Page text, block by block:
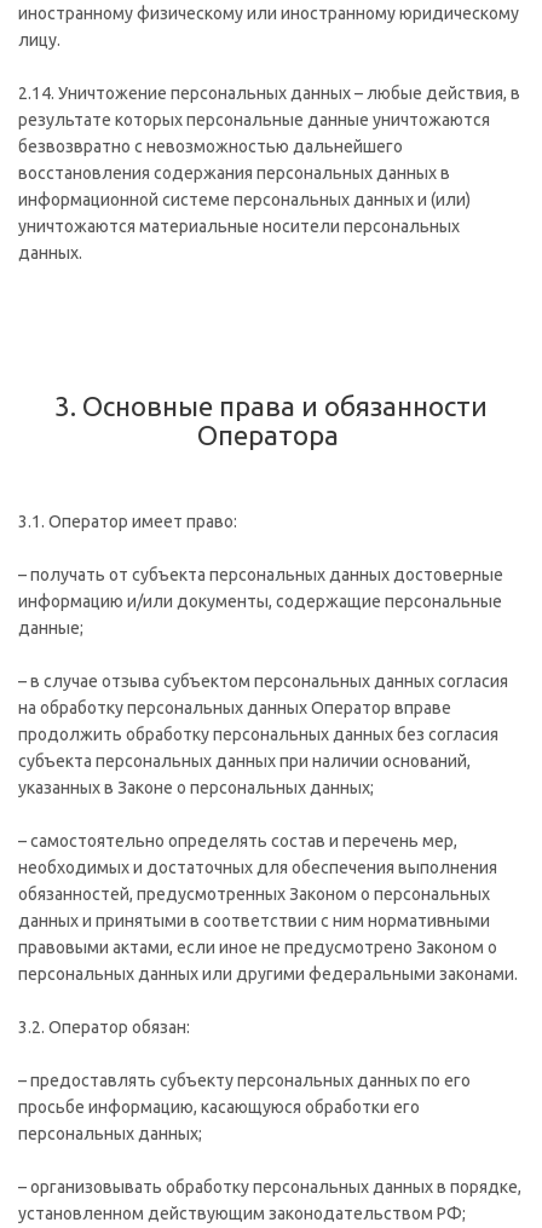
иностранному физическому или иностранному юридическому
лицу.
2.14. Уничтожение персональных данных – любые действия, в
результате которых персональные данные уничтожаются
безвозвратно с невозможностью дальнейшего
восстановления содержания персональных данных в
информационной системе персональных данных и (или)
уничтожаются материальные носители персональных
данных.
3. Основные права и обязанности
Оператора
3.1. Оператор имеет право:
– получать от субъекта персональных данных достоверные
информацию и/или документы, содержащие персональные
данные;
– в случае отзыва субъектом персональных данных согласия
на обработку персональных данных Оператор вправе
продолжить обработку персональных данных без согласия
субъекта персональных данных при наличии оснований,
указанных в Законе о персональных данных;
– самостоятельно определять состав и перечень мер,
необходимых и достаточных для обеспечения выполнения
обязанностей, предусмотренных Законом о персональных
данных и принятыми в соответствии с ним нормативными
правовыми актами, если иное не предусмотрено Законом о
персональных данных или другими федеральными законами.
3.2. Оператор обязан:
– предоставлять субъекту персональных данных по его
просьбе информацию, касающуюся обработки его
персональных данных;
– организовывать обработку персональных данных в порядке,
установленном действующим законодательством РФ;